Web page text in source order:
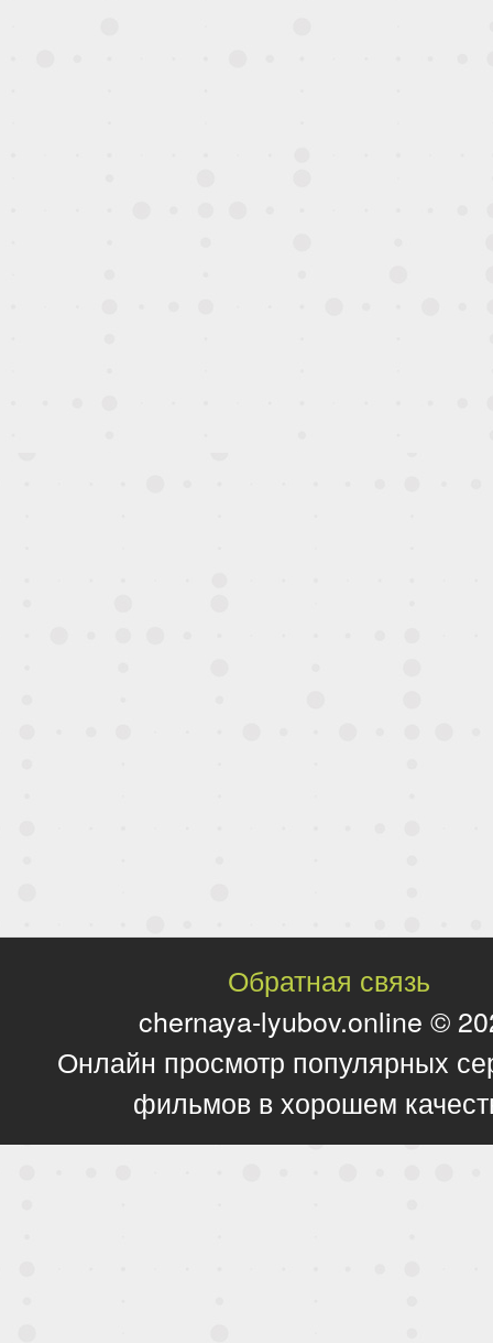
Обратная связь
chernaya-lyubov.online ©
Онлайн просмотр популярных
фильмов в хорошем